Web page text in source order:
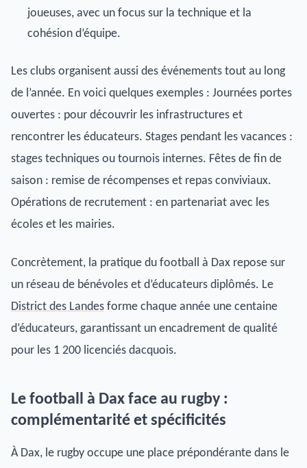
joueuses, avec un focus sur la technique et la
cohésion d’équipe.
Les clubs organisent aussi des événements tout au long
de l’année. En voici quelques exemples : Journées portes
ouvertes : pour découvrir les infrastructures et
rencontrer les éducateurs. Stages pendant les vacances :
stages techniques ou tournois internes. Fêtes de fin de
saison : remise de récompenses et repas conviviaux.
Opérations de recrutement : en partenariat avec les
écoles et les mairies.
Concrètement, la pratique du football à Dax repose sur
un réseau de bénévoles et d’éducateurs diplômés. Le
District des Landes forme chaque année une centaine
d’éducateurs, garantissant un encadrement de qualité
pour les 1 200 licenciés dacquois.
Le football à Dax face au rugby :
complémentarité et spécificités
À Dax, le rugby occupe une place prépondérante dans le